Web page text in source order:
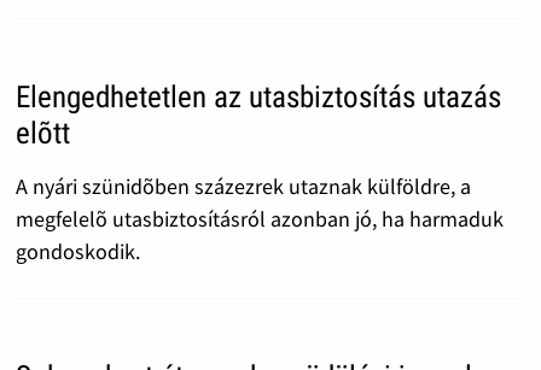
Elengedhetetlen az utasbiztosítás utazás
elõtt
A nyári szünidõben százezrek utaznak külföldre, a
megfelelõ utasbiztosításról azonban jó, ha harmaduk
gondoskodik.